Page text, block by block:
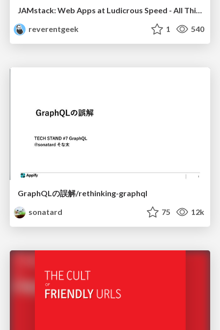
JAMstack: Web Apps at Ludicrous Speed - All Things Open 2022
reverentgeek
1 540
GraphQLの誤解/rethinking-graphql
sonatard
75 12k